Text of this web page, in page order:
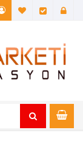
A. Listem